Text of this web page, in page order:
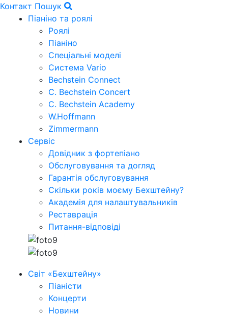
Контакт Пошук
Піаніно та роялі
Роялі
Піаніно
Спеціальні моделі
Система Vario
Bechstein Connect
C. Bechstein Concert
C. Bechstein Academy
W.Hoffmann
Zimmermann
Сервіс
Довідник з фортепіано
Обслуговування та догляд
Гарантія обслуговування
Скільки років моєму Бехштейну?
Академія для налаштувальників
Реставрація
Питання-відповіді
Світ «Бехштейну»
Піаністи
Концерти
Новини